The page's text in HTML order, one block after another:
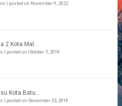
| posted on November 9, 2022
2 Kota Mal...
| posted on Oktober 5, 2018
Kota Batu...
| posted on Desember 23, 2018